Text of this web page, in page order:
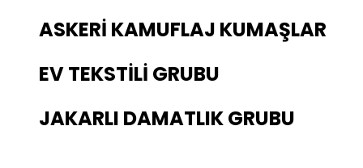
ASKERİ KAMUFLAJ KUMAŞLAR
EV TEKSTİLİ GRUBU
JAKARLI DAMATLIK GRUBU